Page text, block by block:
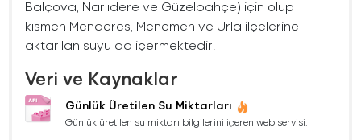
Balçova, Narlıdere ve Güzelbahçe) için olup
kısmen Menderes, Menemen ve Urla ilçelerine
aktarılan suyu da içermektedir.
Veri ve Kaynaklar
Günlük Üretilen Su Miktarları
Günlük üretilen su miktarı bilgilerini içeren web servisi.